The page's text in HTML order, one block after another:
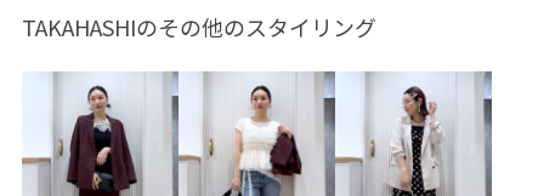
アクセサリー ネックレス
BVV36100 BVX36010 BVZ16090 BVZ76200
26officecasual 26SSceremony 26_31collaboration
TAKAHASHIのその他のスタイリング